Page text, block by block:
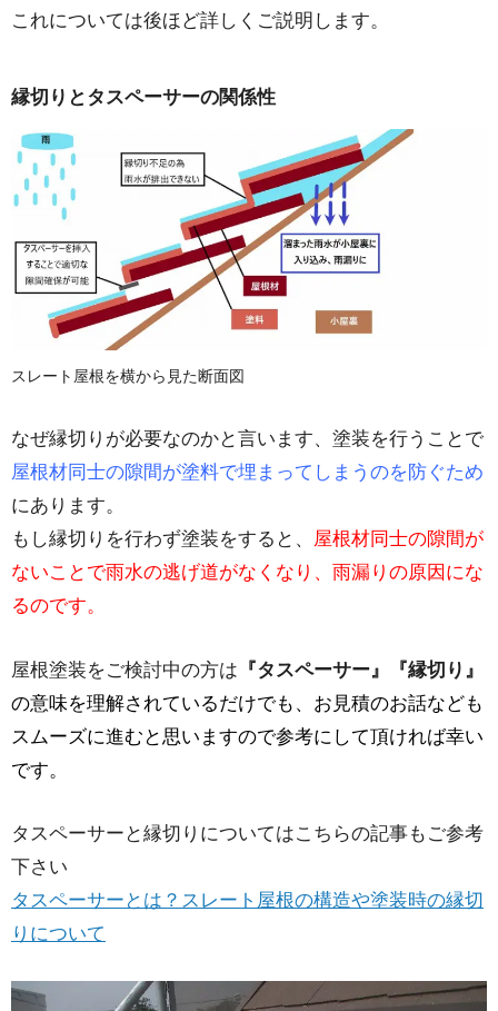
これについては後ほど詳しくご説明します。
縁切りとタスペーサーの関係性
スレート屋根を横から見た断面図
なぜ縁切りが必要なのかと言います、塗装を行うことで
屋根材同士の隙間が塗料で埋まってしまうのを防ぐため
にあります。
もし縁切りを行わず塗装をすると、 屋根材同士の隙間が
ないことで雨水の逃げ道がなくなり、雨漏りの原因にな
るのです。
屋根塗装をご検討中の方は 『タスペーサー』『縁切り』
の意味を理解されているだけでも、お見積のお話なども
スムーズに進むと思いますので参考にして頂ければ幸い
です。
タスペーサーと縁切りについてはこちらの記事もご参考
下さい
タスペーサーとは？スレート屋根の構造や塗装時の縁切
りについて